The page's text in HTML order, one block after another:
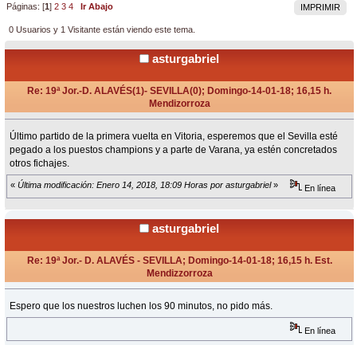
IMPRIMIR
Páginas: [1]2 3 4 Ir Abajo
0 Usuarios y 1 Visitante están viendo este tema.
asturgabriel
Re: 19ª Jor.-D. ALAVÉS(1)- SEVILLA(0); Domingo-14-01-18; 16,15 h.
Mendizorroza
Último partido de la primera vuelta en Vitoria, esperemos que el Sevilla esté
pegado a los puestos champions y a parte de Varana, ya estén concretados
otros fichajes.
« Última modificación: Enero 14, 2018, 18:09 Horas por asturgabriel» En línea
asturgabriel
Re: 19ª Jor.- D. ALAVÉS - SEVILLA; Domingo-14-01-18; 16,15 h. Est.
Mendizzorroza
Espero que los nuestros luchen los 90 minutos, no pido más.
En línea